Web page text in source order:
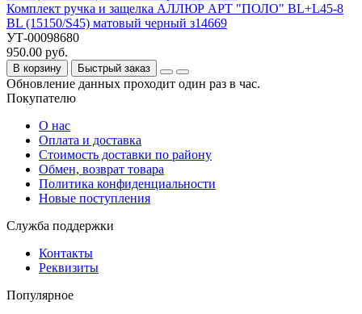
Комплект ручка и защелка АЛЛЮР АРТ "ПОЛО" BL+L45-8
BL (15150/S45) матовый черный з14669
УТ-00098680
950.00 руб.
В корзину Быстрый заказ
Обновление данных проходит один раз в час.
Покупателю
О нас
Оплата и доставка
Стоимость доставки по району
Обмен, возврат товара
Политика конфиденциальности
Новые поступления
Служба поддержки
Контакты
Реквизиты
Популярное